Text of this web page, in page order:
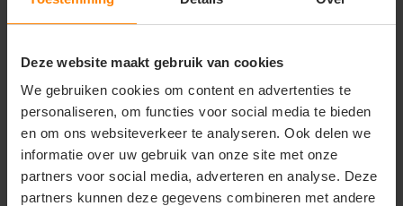
Deze website maakt gebruik van cookies
We gebruiken cookies om content en advertenties te
personaliseren, om functies voor social media te bieden
en om ons websiteverkeer te analyseren. Ook delen we
informatie over uw gebruik van onze site met onze
partners voor social media, adverteren en analyse. Deze
partners kunnen deze gegevens combineren met andere
Machinewasbaar volgens label
Niet bleken
Unieke eigenschappen
Duurzaam en comfortabel materiaal
Geschikt voor sport, vrije tijd en dagelijks gebruik
Onder voorbehoud van
productveranderingen